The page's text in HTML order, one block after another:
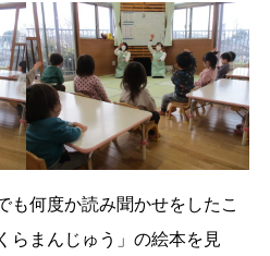
も何度か読み聞かせをしたこ
らまんじゅう」の絵本を見